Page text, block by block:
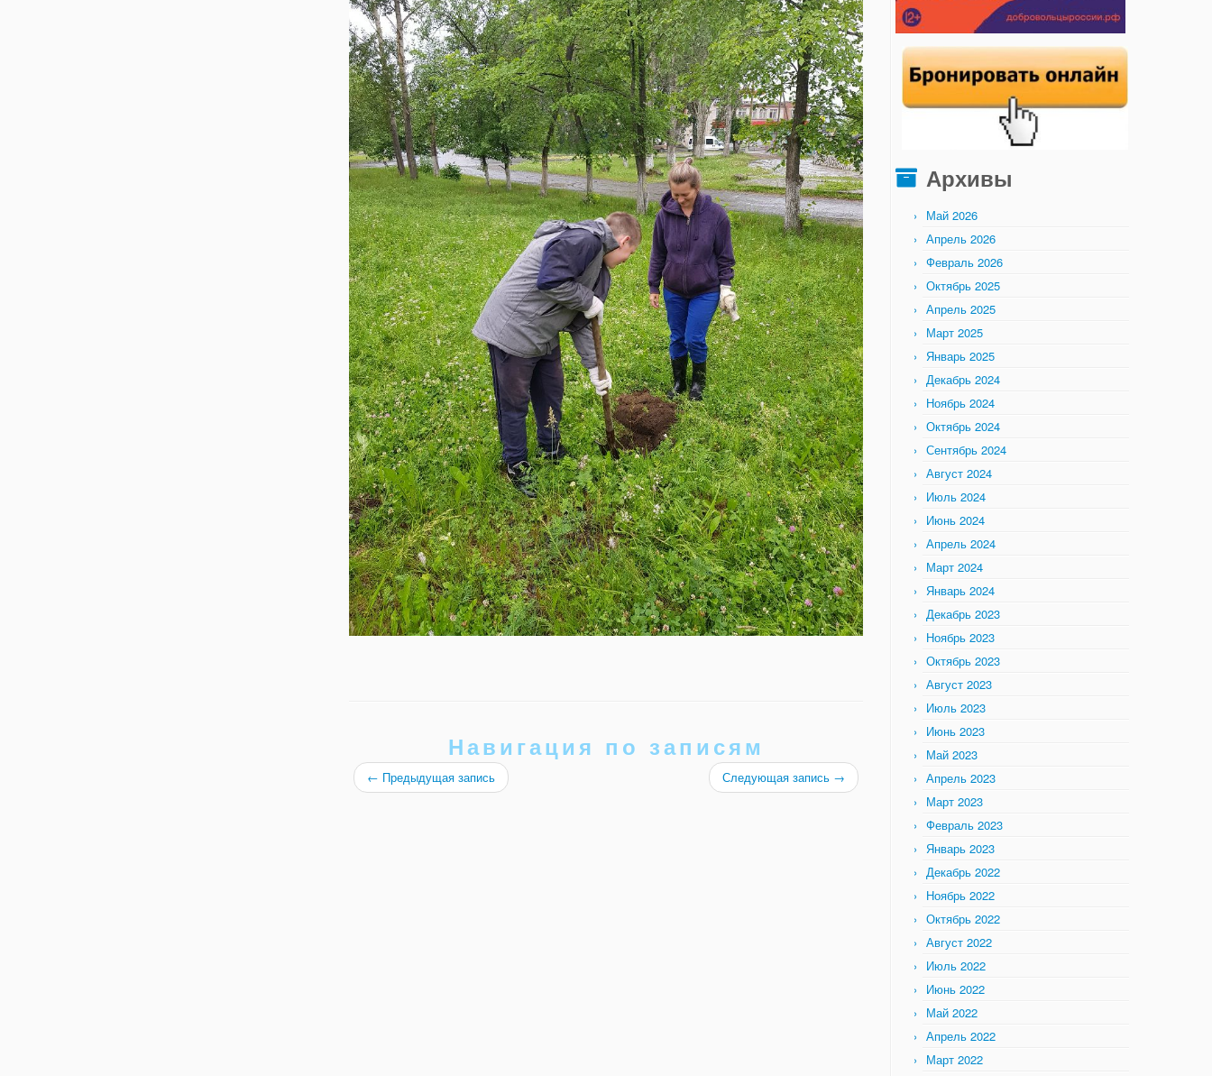
Навигация по записям
← Предыдущая запись Следующая запись →
Архивы
Май 2026
Апрель 2026
Февраль 2026
Октябрь 2025
Апрель 2025
Март 2025
Январь 2025
Декабрь 2024
Ноябрь 2024
Октябрь 2024
Сентябрь 2024
Август 2024
Июль 2024
Июнь 2024
Апрель 2024
Март 2024
Январь 2024
Декабрь 2023
Ноябрь 2023
Октябрь 2023
Август 2023
Июль 2023
Июнь 2023
Май 2023
Апрель 2023
Март 2023
Февраль 2023
Январь 2023
Декабрь 2022
Ноябрь 2022
Октябрь 2022
Август 2022
Июль 2022
Июнь 2022
Май 2022
Апрель 2022
Март 2022